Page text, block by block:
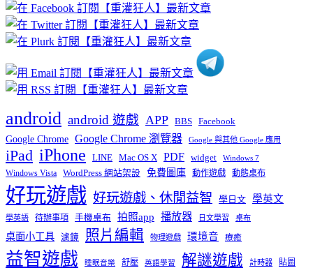
章
分
類
android android 遊戲 APP BBS Facebook
Google Chrome Google Chrome 瀏覽器 Google 與其他 Google 應用
iPad iPhone LINE Mac OS X PDF widget Windows 7
Windows Vista WordPress 網站架設 免費圖庫 動作遊戲 動態桌布
好玩遊戲 好玩遊戲、休閒益智 學日文 學英文
學英語 待辦事項 手機桌布 拍照app 播放器 日文學習 桌布
桌面小工具 濾鏡 照片編輯 物理遊戲 環境音 療癒
益智遊戲 睡眠音樂 舒壓 英語學習 解謎遊戲 計時器
貼圖